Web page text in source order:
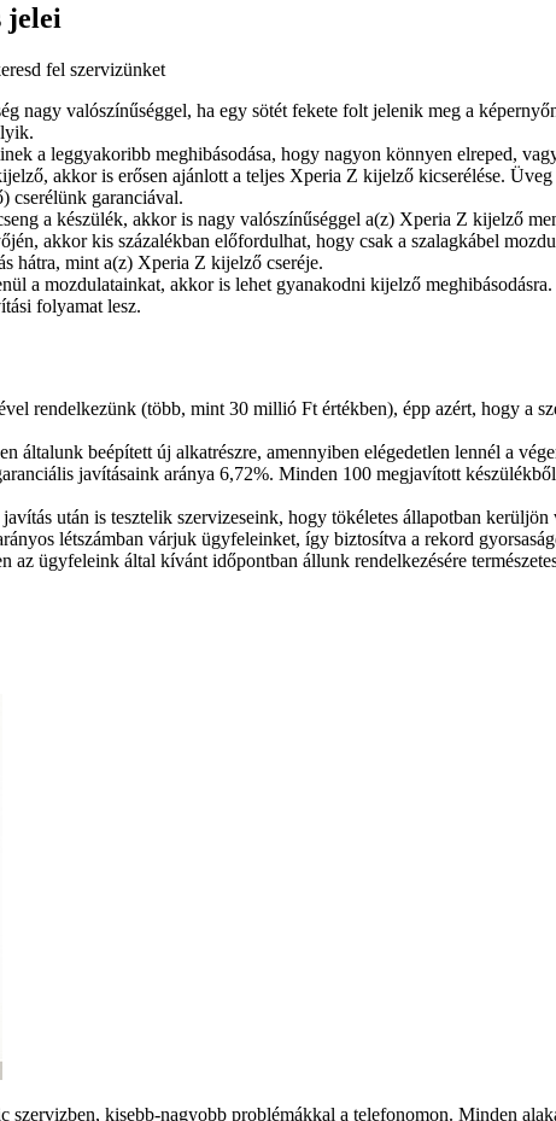
jelei
fel szervizünket
nagy valószínűséggel, ha egy sötét fekete folt jelenik meg a
a leggyakoribb meghibásodása, hogy nagyon könnyen elreped,
akkor is erősen ajánlott a teljes Xperia Z kijelző kicserélése.
cserélünk garanciával.
a készülék, akkor is nagy valószínűséggel a(z) Xperia Z kijelző
akkor kis százalékban előfordulhat, hogy csak a szalagkábel
hátra, mint a(z) Xperia Z kijelző cseréje.
a mozdulatainkat, akkor is lehet gyanakodni kijelző
folyamat lesz.
rendelkezünk (több, mint 30 millió Ft értékben), épp azért, hogy a
általunk beépített új alkatrészre, amennyiben elégedetlen lennél a
javításaink aránya 6,72%. Minden 100 megjavított
után is tesztelik szervizeseink, hogy tökéletes állapotban kerüljön
létszámban várjuk ügyfeleinket, így biztosítva a rekord
az ügyfeleink által kívánt időpontban állunk rendelkezésére
kisebb-nagyobb problémákkal a telefonomon. Minden